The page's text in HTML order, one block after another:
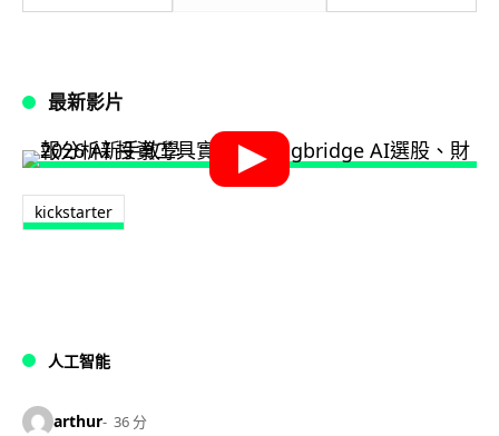
最新影片
kickstarter
人工智能
arthur 36 分